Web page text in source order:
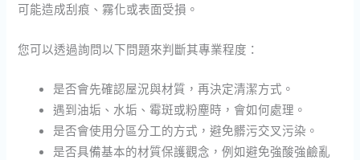
可能造成刮痕、霧化或表面受損。
您可以透過詢問以下問題來判斷其專業程度：
是否會先確認屋況與材質，再決定清潔方式。
遇到油垢、水垢、霉斑或粉塵時，會如何處理。
是否會使用分區分工的方式，避免髒污交叉污染。
是否具備基本的材質保護觀念，例如避免強酸強鹼亂